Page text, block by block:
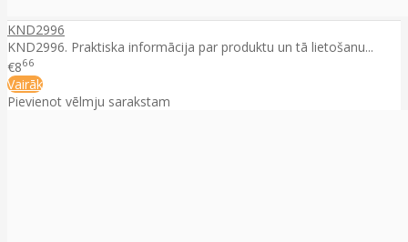
KND2996
KND2996. Praktiska informācija par produktu un tā lietošanu...
€866
Vairāk
Pievienot vēlmju sarakstam